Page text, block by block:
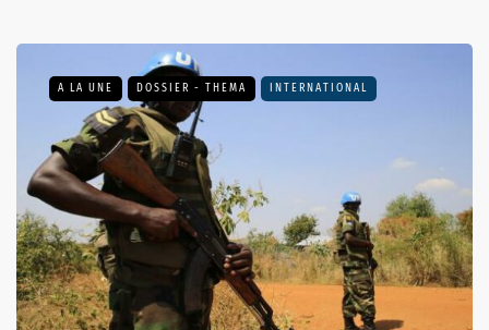
A LA UNE DOSSIER - THEMA INTERNATIONAL